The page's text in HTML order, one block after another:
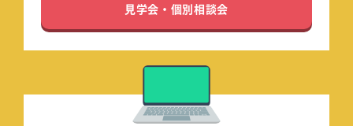
見学会・個別相談会